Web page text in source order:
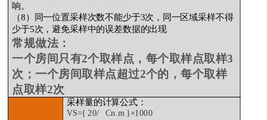
响。
（8）同一位置采样次数不能少于3次，同一区域采样不得
少于5次，避免采样中的误差数据的出现
常规做法：
一个房间只有2个取样点，每个取样点取样3
次；一个房间取样点超过2个的，每个取样
点取样2次
采样量的计算公式：
VS={ 20/ Cn.m }×1000